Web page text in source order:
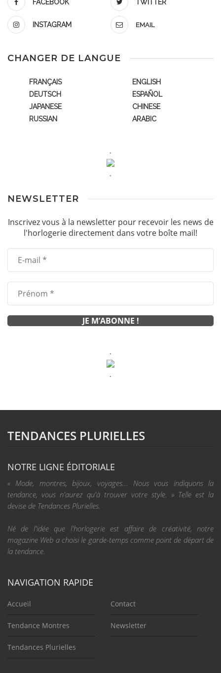
FACEBOOK TWITTER
INSTAGRAM EMAIL
CHANGER DE LANGUE
FRANÇAIS
ENGLISH
DEUTSCH
ESPAÑOL
JAPANESE
CHINESE
RUSSIAN
ARABIC
.
.
NEWSLETTER
Inscrivez vous à la newsletter pour recevoir les news de
l'horlogerie directement dans votre boîte mail!
.
.
TENDANCES PLURIELLES
NOTRE LIGNE ÉDITORIALE
« Mode, montres, bijoux, voyages... Nous vous indiquons la
tendance, vous n'aurez qu'à trouver votre style. » Telle est la
devise de Tendances Plurielles.
Né de l'idée que l'horlogerie est affaire de créativité, notre
magazine Web a choisi le garde-temps comme point de départ de
la tendance.
NAVIGATION RAPIDE
Accueil
Tendance Montres
Tendances Plurielles
Contact
Newsletter